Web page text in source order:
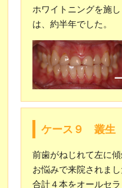
ホワイトニングを施
は、約半年でした。
ケース９ 叢生
前歯がねじれて左に
お悩みで来院されま
合計４本をオールセ